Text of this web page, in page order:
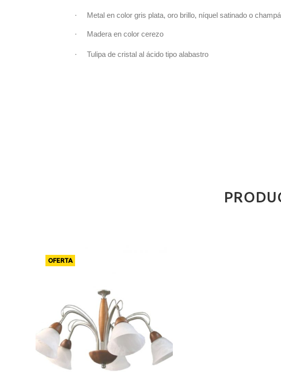
· Metal en color gris plata, oro brillo, níquel satinado o
· Madera en color cerezo
· Tulipa de cristal al ácido tipo alabastro
OFERTA